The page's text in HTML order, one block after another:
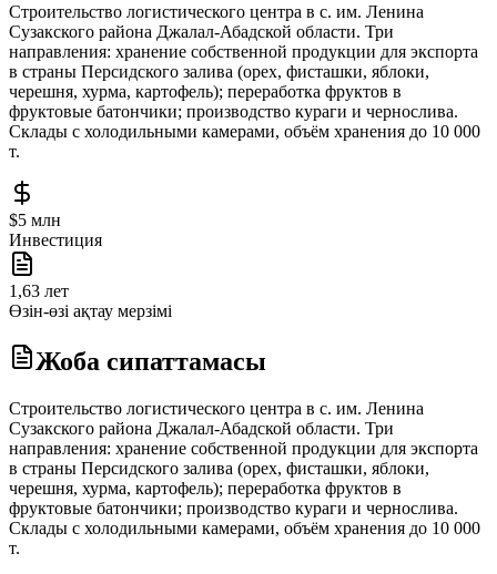
Строительство логистического центра в с. им. Ленина
Сузакского района Джалал-Абадской области. Три
направления: хранение собственной продукции для экспорта
в страны Персидского залива (орех, фисташки, яблоки,
черешня, хурма, картофель); переработка фруктов в
фруктовые батончики; производство кураги и чернослива.
Склады с холодильными камерами, объём хранения до 10 000
т.
$5 млн
Инвестиция
1,63 лет
Өзін-өзі ақтау мерзімі
Жоба сипаттамасы
Строительство логистического центра в с. им. Ленина
Сузакского района Джалал-Абадской области. Три
направления: хранение собственной продукции для экспорта
в страны Персидского залива (орех, фисташки, яблоки,
черешня, хурма, картофель); переработка фруктов в
фруктовые батончики; производство кураги и чернослива.
Склады с холодильными камерами, объём хранения до 10 000
т.